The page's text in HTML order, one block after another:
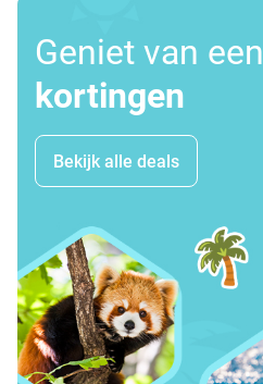
Geniet van een
kortingen
Bekijk alle deals